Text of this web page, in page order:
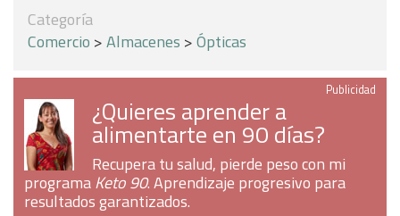
Categoría
Comercio >Almacenes >Ópticas
Publicidad
¿Quieres aprender a
alimentarte en 90 días?
Recupera tu salud, pierde peso con mi
programaKeto 90. Aprendizaje progresivo para
resultados garantizados.